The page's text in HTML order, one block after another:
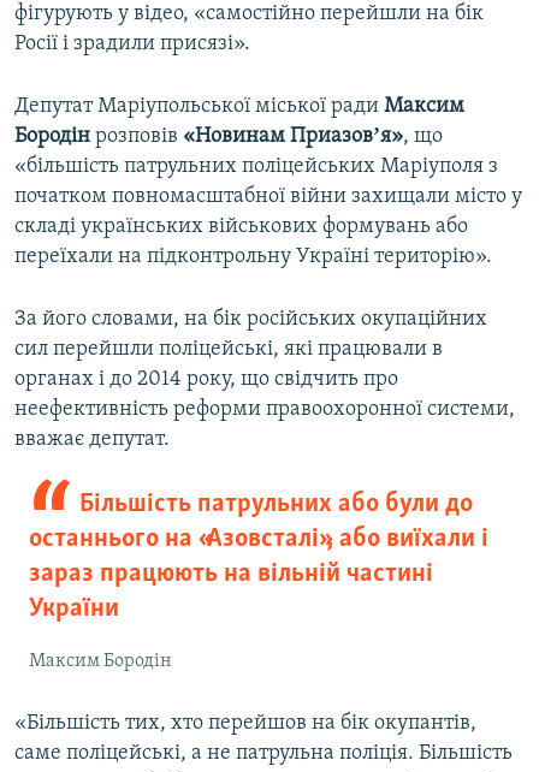
фігурують у відео, «самостійно перейшли на бік
Росії і зрадили присязі».
Депутат Маріупольської міської ради Максим
Бородін розповів «Новинам Приазовʼя», що
«більшість патрульних поліцейських Маріуполя з
початком повномасштабної війни захищали місто у
складі українських військових формувань або
переїхали на підконтрольну Україні територію».
За його словами, на бік російських окупаційних
сил перейшли поліцейські, які працювали в
органах і до 2014 року, що свідчить про
неефективність реформи правоохоронної системи,
вважає депутат.
Більшість патрульних або були до
останнього на «Азовсталі», або виїхали і
зараз працюють на вільній частині
України
Максим Бородін
«Більшість тих, хто перейшов на бік окупантів,
саме поліцейські, а не патрульна поліція. Більшість